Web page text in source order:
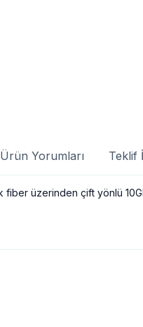
Ürün Yorumları Teklif
fiber üzerinden çift yönlü